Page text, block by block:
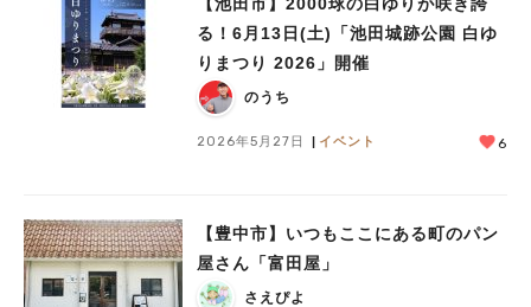
る！6月13日(土)「池田城跡公園 白ゆ
りまつり 2026」開催
のうち
2026年5月27日 イベント 6
【豊中市】いつもここにある町のパン
屋さん「富田屋」
さえぴよ